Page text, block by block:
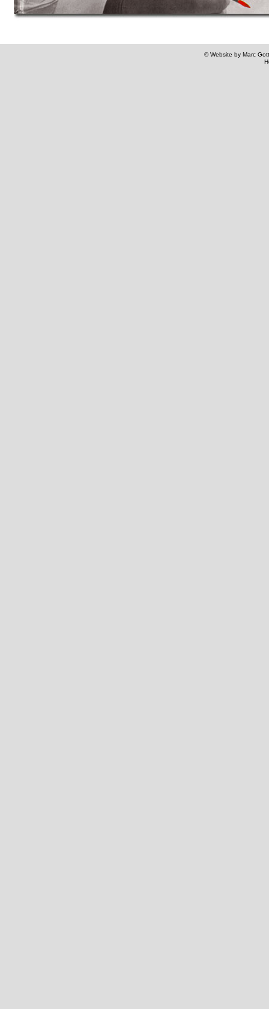
© Website by Marc